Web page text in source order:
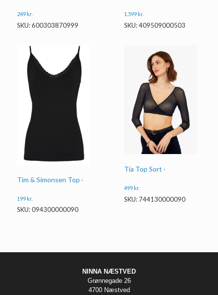
249 kr.
SKU: 600303870999
1.599kr.
SKU: 409509000503
Tim & Simonsen Top ·
199kr.
SKU: 094300000090
Tia Top Sort ·
499kr.
SKU: 744130000090
NINNA NÆSTVED
Grønnegade 26
4700 Næstved